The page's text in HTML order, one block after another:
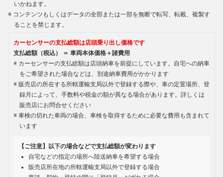
いかねます。
コンテンツもしくはデータの全部または一部を無断で転写、転載、複製す
ることを禁じます。
カーセンサーの支払総額は店頭乗り出し価格です
支払総額（税込） ＝ 車両本体価格＋諸費用
カーセンサーの支払総額は店頭納車を前提にしています。自宅への納車
をご希望された場合などは、別途納車費用がかかります
販売店の所在する所轄運輸支局以外で登録する際や、車の定置場所、登
録月によって、手数料や税金の額が異なる場合があります。詳しくは
販売店にお問合せください
車検の切れた車両の場合、車検を取得するために必要な費用も含まれて
います
【ご注意】以下の場合などで支払総額が変わります
自宅などの指定の場所へ陸送納車を希望する場合
販売店所在地の所轄運輸支局以外で登録する場合